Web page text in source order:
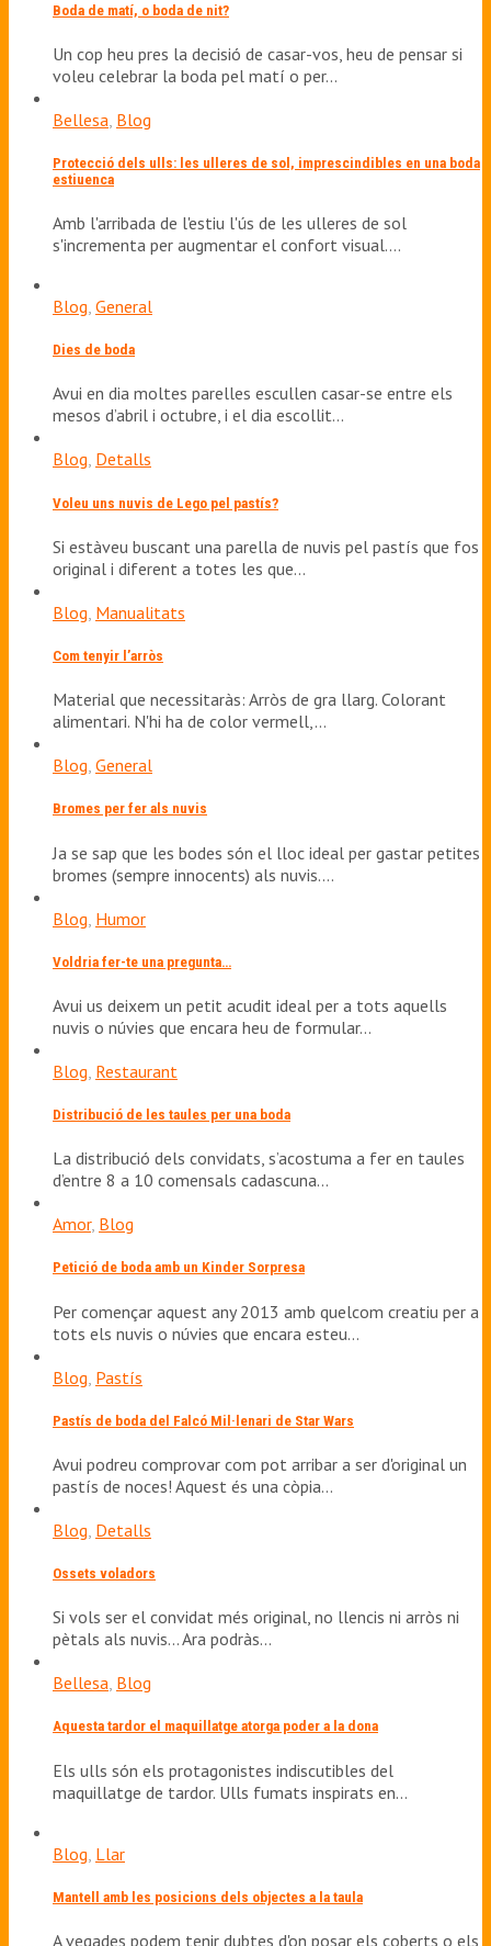
Boda de matí, o boda de nit?
Un cop heu pres la decisió de casar-vos, heu de pensar si
voleu celebrar la boda pel matí o per…
Bellesa Blog
Protecció dels ulls: les ulleres de sol, imprescindibles en una boda
estiuenca
Amb l'arribada de l'estiu l'ús de les ulleres de sol
s'incrementa per augmentar el confort visual.…
Blog, General
Dies de boda
Avui en dia moltes parelles escullen casar-se entre els
mesos d’abril i octubre, i el dia escollit…
Blog, Detalls
Voleu uns nuvis de Lego pel pastís?
Si estàveu buscant una parella de nuvis pel pastís que fos
original i diferent a totes les que…
Blog Manualitats
Com tenyir l’arròs
Material que necessitaràs: Arròs de gra llarg. Colorant
alimentari. N'hi ha de color vermell,…
Blog, General
Bromes per fer als nuvis
Ja se sap que les bodes són el lloc ideal per gastar petites
bromes (sempre innocents) als nuvis.…
Blog Humor
Voldria fer-te una pregunta…
Avui us deixem un petit acudit ideal per a tots aquells
nuvis o núvies que encara heu de formular…
Blog Restaurant
Distribució de les taules per una boda
La distribució dels convidats, s’acostuma a fer en taules
d’entre 8 a 10 comensals cadascuna…
Amor, Blog
Petició de boda amb un Kinder Sorpresa
Per començar aquest any 2013 amb quelcom creatiu per a
tots els nuvis o núvies que encara esteu…
Blog Pastís
Pastís de boda del Falcó Mil·lenari de Star Wars
Avui podreu comprovar com pot arribar a ser d'original un
pastís de noces! Aquest és una còpia…
Blog Detalls
Ossets voladors
Si vols ser el convidat més original, no llencis ni arròs ni
pètals als nuvis... Ara podràs…
Bellesa, Blog
Aquesta tardor el maquillatge atorga poder a la dona
Els ulls són els protagonistes indiscutibles del
maquillatge de tardor. Ulls fumats inspirats en…
Blog Llar
Mantell amb les posicions dels objectes a la taula
A vegades podem tenir dubtes d'on posar els coberts o els